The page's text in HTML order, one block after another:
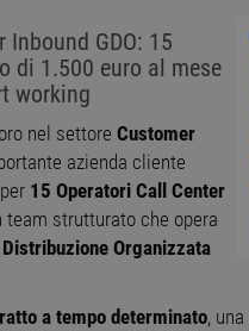
Inbound GDO: 15
di 1.500 euro al mese
working
nel settore Customer
azienda cliente
15 Operatori Call Center
team strutturato che opera
Distribuzione Organizzata
a tempo determinato,